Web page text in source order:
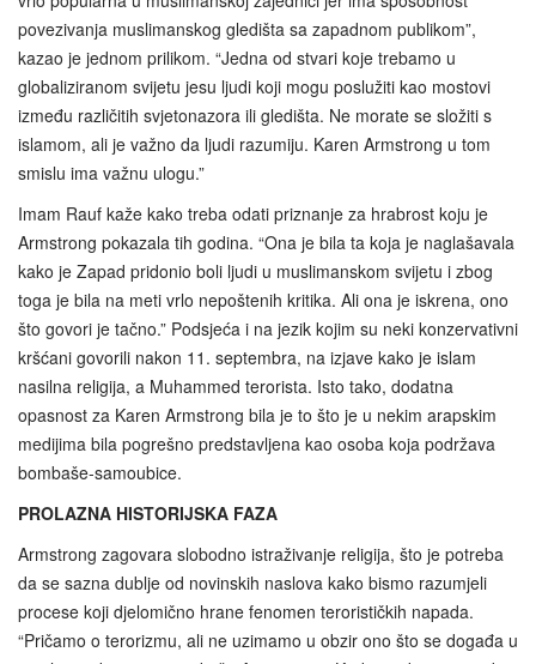
povezivanja muslimanskog gledišta sa zapadnom publikom”,
kazao je jednom prilikom. “Jedna od stvari koje trebamo u
globaliziranom svijetu jesu ljudi koji mogu poslužiti kao mostovi
između različitih svjetonazora ili gledišta. Ne morate se složiti s
islamom, ali je važno da ljudi razumiju. Karen Armstrong u tom
smislu ima važnu ulogu.”
Imam Rauf kaže kako treba odati priznanje za hrabrost koju je
Armstrong pokazala tih godina. “Ona je bila ta koja je naglašavala
kako je Zapad pridonio boli ljudi u muslimanskom svijetu i zbog
toga je bila na meti vrlo nepoštenih kritika. Ali ona je iskrena, ono
što govori je tačno.” Podsjeća i na jezik kojim su neki konzervativni
kršćani govorili nakon 11. septembra, na izjave kako je islam
nasilna religija, a Muhammed terorista. Isto tako, dodatna
opasnost za Karen Armstrong bila je to što je u nekim arapskim
medijima bila pogrešno predstavljena kao osoba koja podržava
bombaše‑samoubice.
PROLAZNA HISTORIJSKA FAZA
Armstrong zagovara slobodno istraživanje religija, što je potreba
da se sazna dublje od novinskih naslova kako bismo razumjeli
procese koji djelomično hrane fenomen terorističkih napada.
“Pričamo o terorizmu, ali ne uzimamo u obzir ono što se događa u